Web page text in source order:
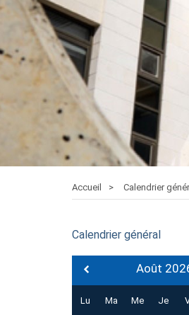
Accueil Calendrier
Calendrier général
Août
Lu Ma Me Je